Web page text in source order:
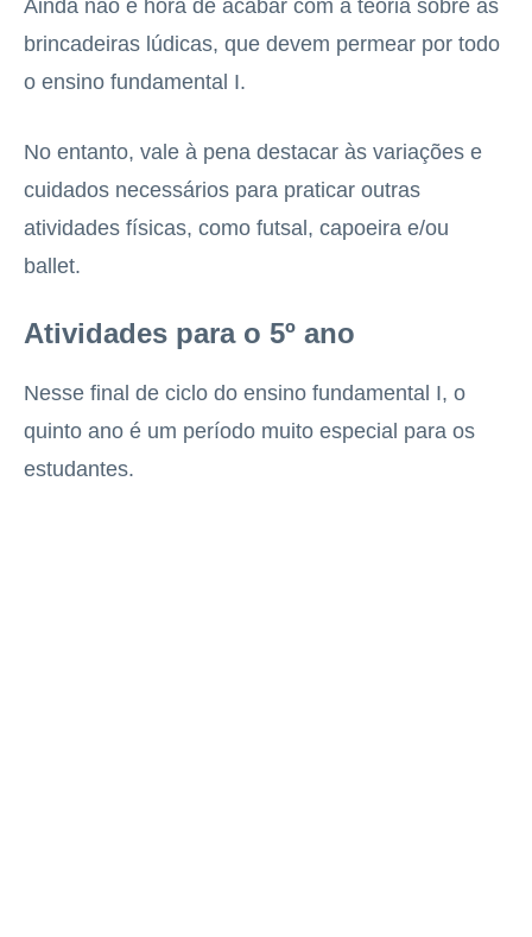
Ainda não é hora de acabar com a teoria sobre as
brincadeiras lúdicas, que devem permear por todo
o ensino fundamental I.
No entanto, vale à pena destacar às variações e
cuidados necessários para praticar outras
atividades físicas, como futsal, capoeira e/ou
ballet.
Atividades para o 5º ano
Nesse final de ciclo do ensino fundamental I, o
quinto ano é um período muito especial para os
estudantes.